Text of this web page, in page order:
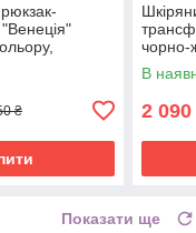
₴
чорно-
В
2 090
Показати ще